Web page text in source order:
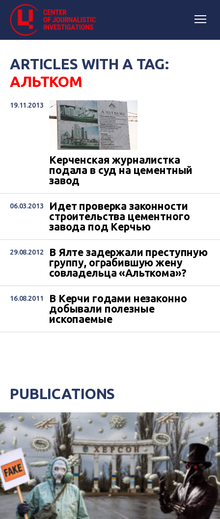
ARTICLES WITH A TAG:
АЛЬТКОМ
19.11.2013
Керченская журналистка
подала в суд на цементный
завод
06.03.2013
Идет проверка законности
строительства цементного
завода под Керчью
29.08.2012
В Ялте задержали преступную
группу, ограбившую жену
совладельца «Альткома»?
16.08.2011
В Керчи годами незаконно
добывали полезные
ископаемые
PUBLICATIONS